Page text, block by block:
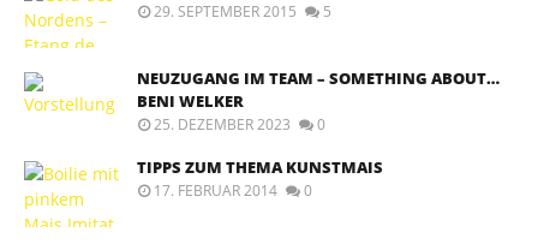
29. SEPTEMBER 2015 5
NEUZUGANG IM TEAM – SOMETHING ABOUT…
BENI WELKER
25. DEZEMBER 2023 0
TIPPS ZUM THEMA KUNSTMAIS
17. FEBRUAR 2014 0